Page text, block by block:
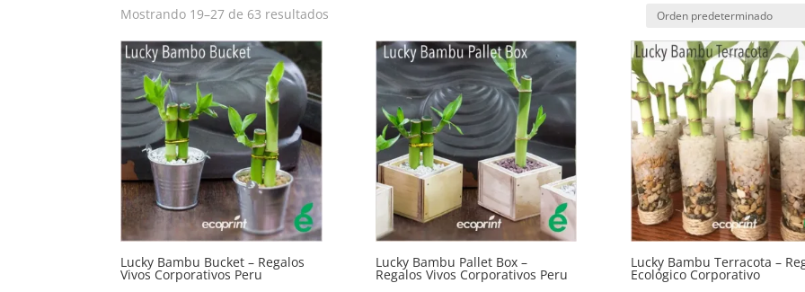
Mostrando 19–27 de 63 resultados
Lucky Bambu Bucket – Regalos
Vivos Corporativos Peru
Lucky Bambu Pallet Box –
Regalos Vivos Corporativos Peru
Lucky Bambu Terracota –
Ecológico Corporativo